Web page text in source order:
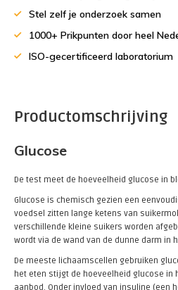
Stel zelf je onderzoek samen
1000+ Prikpunten door heel
ISO-gecertificeerd laboratorium
Productomschrijving
Glucose
De test meet de hoeveelheid glucose in
Glucose is chemisch gezien een
voedsel zitten lange ketens van
verschillende kleine suikers worden
wordt via de wand van de dunne darm in
De meeste lichaamscellen gebruiken
het eten stijgt de hoeveelheid glucose in
aanbod. Onder invloed van insuline (een